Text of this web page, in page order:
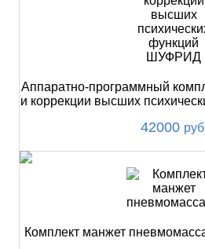
Аппаратно-программный
и коррекции высших
42000
Комплект манжет